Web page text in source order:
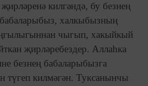
килгәндә, бу безнең
халкыбызның
чыгып, хакыйкый
җирләребездер. Аллаһка
безнең бабаларыбызга
түгеп килмәгән. Туксанынчы